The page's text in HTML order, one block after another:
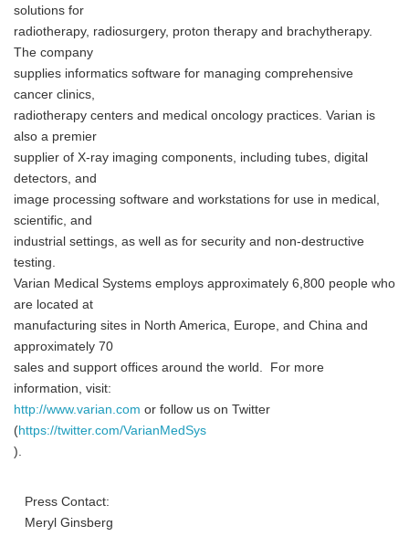
solutions for
radiotherapy, radiosurgery, proton therapy and brachytherapy.
The company
supplies informatics software for managing comprehensive
cancer clinics,
radiotherapy centers and medical oncology practices. Varian is
also a premier
supplier of X-ray imaging components, including tubes, digital
detectors, and
image processing software and workstations for use in medical,
scientific, and
industrial settings, as well as for security and non-destructive
testing.
Varian Medical Systems employs approximately 6,800 people who
are located at
manufacturing sites in North America, Europe, and China and
approximately 70
sales and support offices around the world. For more
information, visit:
http://www.varian.com or follow us on Twitter
(https://twitter.com/VarianMedSys
).
Press Contact:
Meryl Ginsberg